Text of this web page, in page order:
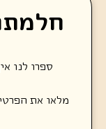
ספרו לנו
מלאו את